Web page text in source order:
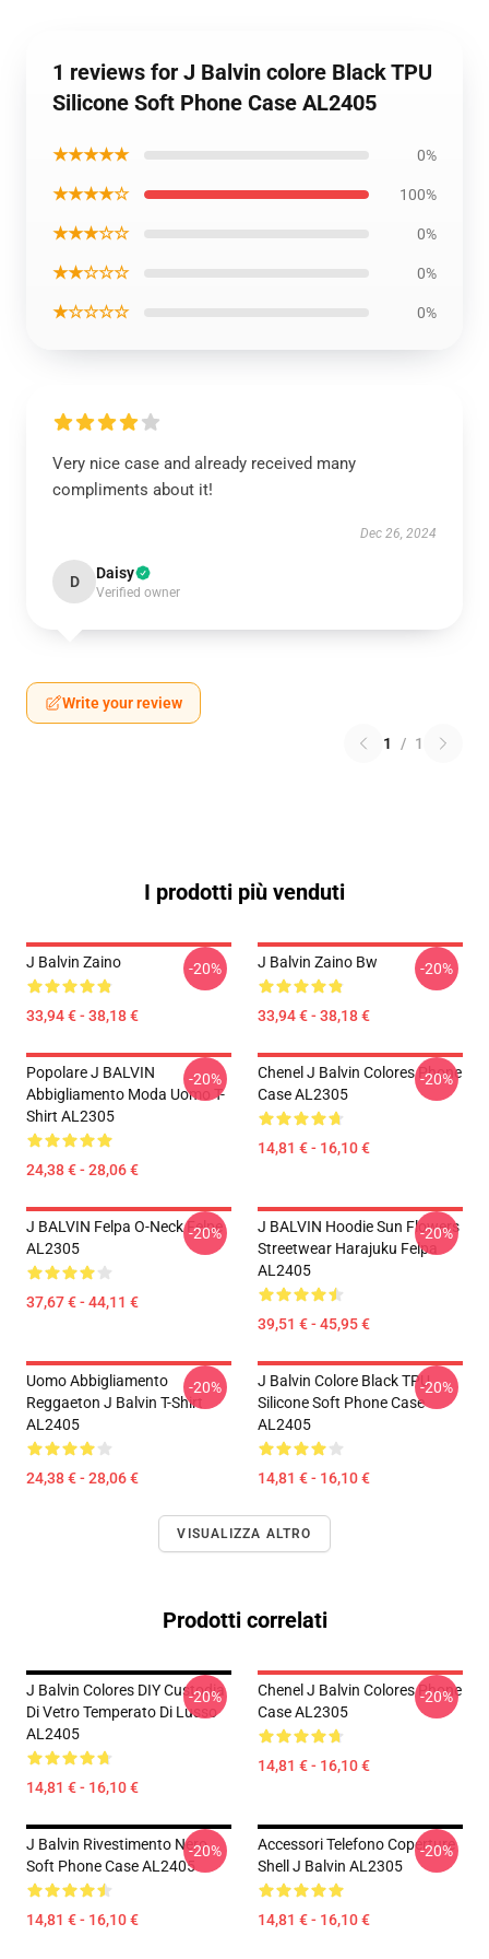
1 reviews for J Balvin colore Black TPU
Silicone Soft Phone Case AL2405
★★★★★ 0%
★★★★☆ 100%
★★★☆☆ 0%
★★☆☆☆ 0%
★☆☆☆☆ 0%
Very nice case and already received many
compliments about it!
Dec 26, 2024
D Daisy
Verified owner
Write your review
1 / 1
I prodotti più venduti
J Balvin Zaino
33,94 € - 38,18 €
-20% J Balvin Zaino Bw
33,94 € - 38,18 €
-20%
Popolare J BALVIN
Abbigliamento Moda Uomo T-
Shirt AL2305
24,38 € - 28,06 €
-20%
Chenel J Balvin Colores Phone
Case AL2305
14,81 € - 16,10 €
-20%
J BALVIN Felpa O-Neck Felpe
AL2305
37,67 € - 44,11 €
-20%
J BALVIN Hoodie Sun Flowers
Streetwear Harajuku Felpa
AL2405
39,51 € - 45,95 €
-20%
Uomo Abbigliamento
Reggaeton J Balvin T-Shirt
AL2405
24,38 € - 28,06 €
-20%
J Balvin Colore Black TPU
Silicone Soft Phone Case
AL2405
14,81 € - 16,10 €
-20%
VISUALIZZA ALTRO
Prodotti correlati
J Balvin Colores DIY Custodia
Di Vetro Temperato Di Lusso
AL2405
14,81 € - 16,10 €
-20%
Chenel J Balvin Colores Phone
Case AL2305
14,81 € - 16,10 €
-20%
J Balvin Rivestimento Nero
Soft Phone Case AL2405
14,81 € - 16,10 €
-20%
Accessori Telefono Coperture
Shell J Balvin AL2305
14,81 € - 16,10 €
-20%